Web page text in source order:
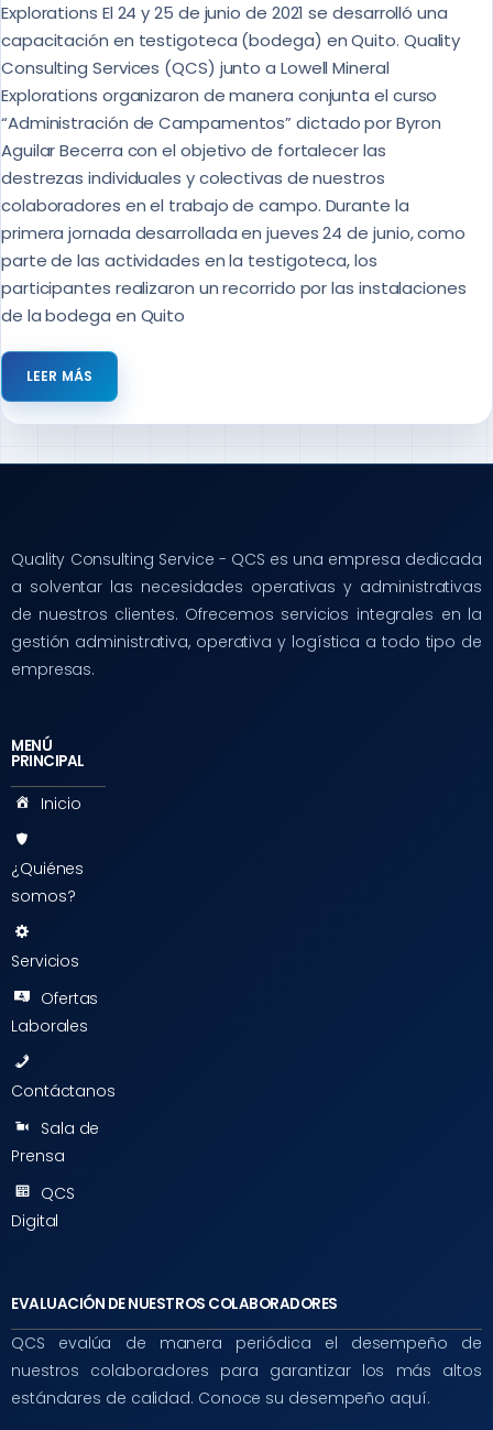
Explorations El 24 y 25 de junio de 2021 se desarrolló una
capacitación en testigoteca (bodega) en Quito. Quality
Consulting Services (QCS) junto a Lowell Mineral
Explorations organizaron de manera conjunta el curso
“Administración de Campamentos” dictado por Byron
Aguilar Becerra con el objetivo de fortalecer las
destrezas individuales y colectivas de nuestros
colaboradores en el trabajo de campo. Durante la
primera jornada desarrollada en jueves 24 de junio, como
parte de las actividades en la testigoteca, los
participantes realizaron un recorrido por las instalaciones
de la bodega en Quito
LEER MÁS
Quality Consulting Service - QCS es una empresa dedicada
a solventar las necesidades operativas y administrativas
de nuestros clientes. Ofrecemos servicios integrales en la
gestión administrativa, operativa y logística a todo tipo de
empresas.
MENÚ
PRINCIPAL
Inicio
¿Quiénes
somos?
Servicios
Ofertas
Laborales
Contáctanos
Sala de
Prensa
QCS
Digital
EVALUACIÓN DE NUESTROS COLABORADORES
QCS evalúa de manera periódica el desempeño de
nuestros colaboradores para garantizar los más altos
estándares de calidad. Conoce su desempeño aquí.